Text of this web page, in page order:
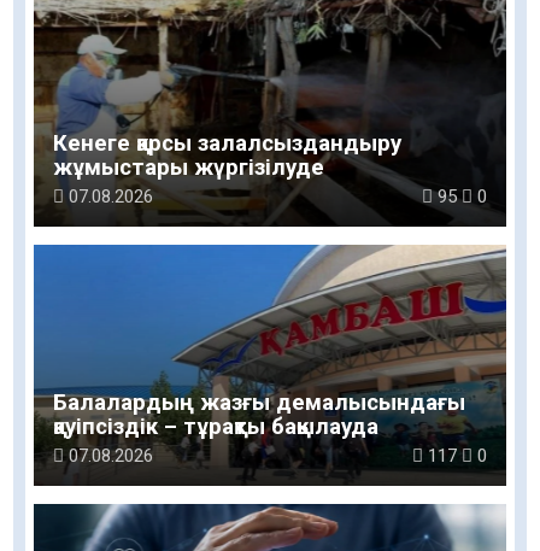
Кенеге қарсы залалсыздандыру
жұмыстары жүргізілуде
07.08.2026 95 0
Балалардың жазғы демалысындағы
қауіпсіздік – тұрақты бақылауда
07.08.2026 117 0